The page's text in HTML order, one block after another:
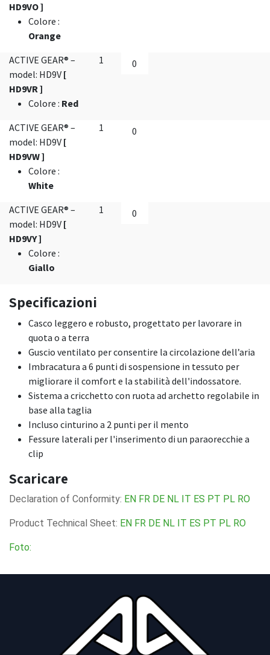
HD9VO ]
Colore :
Orange
ACTIVE GEAR® –
model: HD9V [
HD9VR ]
Colore : Red
1
ACTIVE GEAR® –
model: HD9V [
HD9VW ]
Colore :
White
1
ACTIVE GEAR® –
model: HD9V [
HD9VY ]
Colore :
Giallo
1
Specificazioni
Casco leggero e robusto, progettato per lavorare in
quota o a terra
Guscio ventilato per consentire la circolazione dell’aria
Imbracatura a 6 punti di sospensione in tessuto per
migliorare il comfort e la stabilità dell'indossatore.
Sistema a cricchetto con ruota ad archetto regolabile in
base alla taglia
Incluso cinturino a 2 punti per il mento
Fessure laterali per l'inserimento di un paraorecchie a
clip
Scaricare
Declaration of Conformity: EN FR DE NL IT ES PT PL RO
Product Technical Sheet: EN FR DE NL IT ES PT PL RO
Foto: